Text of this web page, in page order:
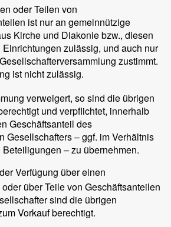
oder Teilen von
ist nur an gemeinnützige
Kirche und Diakonie bzw., diesen
zulässig, und auch nur
zustimmt.
ist nicht zulässig.
verweigert, so sind die übrigen
und verpflichtet, innerhalb
Geschäftsanteil des
Gesellschafters – ggf. im Verhältnis
– zu übernehmen.
Verfügung über einen
über Teile von Geschäftsanteilen
sind die übrigen
Vorkauf berechtigt.